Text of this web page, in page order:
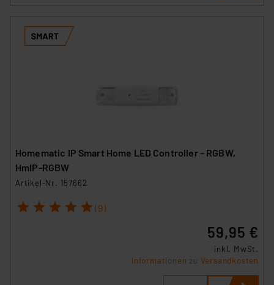
Homematic IP Smart Home LED Controller – RGBW,
HmIP-RGBW
Artikel-Nr. 157662
1 2 3 4 5 (9)
59,95 €
inkl. MwSt.
Informationen zu Versandkosten